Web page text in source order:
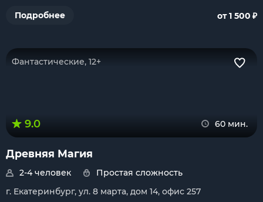
Подробнее
от 1 500 ₽
Фантастические, 12+
9.0 60 мин.
Древняя Магия
2-4 человек
Простая сложность
г. Екатеринбург, ул. 8 марта, дом 14, офис 257